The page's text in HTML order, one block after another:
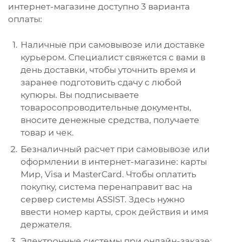
интернет-магазине доступно 3 варианта
оплаты:
Наличные при самовывозе или доставке
курьером. Специалист свяжется с вами в
день доставки, чтобы уточнить время и
заранее подготовить сдачу с любой
купюры. Вы подписываете
товаросопроводительные документы,
вносите денежные средства, получаете
товар и чек.
Безналичный расчет при самовывозе или
оформлении в интернет-магазине: карты
Мир, Visa и MasterCard. Чтобы оплатить
покупку, система перенаправит вас на
сервер системы ASSIST. Здесь нужно
ввести номер карты, срок действия и имя
держателя.